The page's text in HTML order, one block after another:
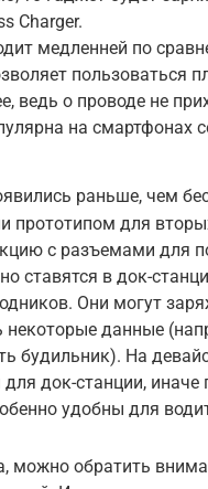
Charger.
медленней по
пользоваться
ведь о проводе не
на смартфонах
раньше, чем
прототипом для
с разъемами для
ставятся в док-
Они могут
некоторые данные
будильник). На
док-станции, иначе
удобны для
можно обратить